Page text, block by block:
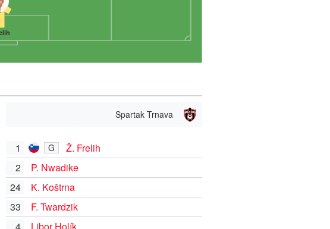
Spartak Trnava
1 G
Ž. Frelih
2
P. Nwadike
24
K. Koštrna
33
F. Twardzik
4
Libor Holík